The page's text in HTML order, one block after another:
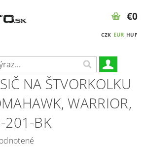
CZK EUR HUF
€0
NA ŠTVORKOLKU
WARRIOR,
201-BK